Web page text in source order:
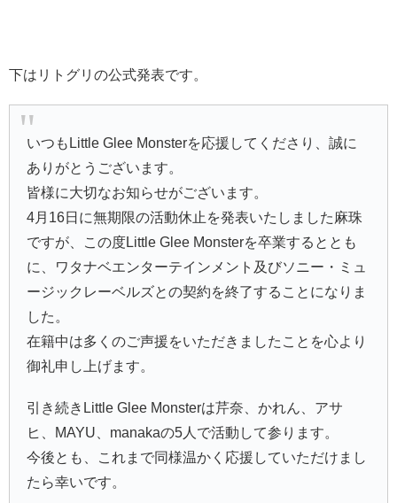
下はリトグリの公式発表です。
いつもLittle Glee Monsterを応援してくださり、誠に
ありがとうございます。
皆様に大切なお知らせがございます。
4月16日に無期限の活動休止を発表いたしました麻珠
ですが、この度Little Glee Monsterを卒業するととも
に、ワタナベエンターテインメント及びソニー・ミュ
ージックレーベルズとの契約を終了することになりま
した。
在籍中は多くのご声援をいただきましたことを心より
御礼申し上げます。
引き続きLittle Glee Monsterは芹奈、かれん、アサ
ヒ、MAYU、manakaの5人で活動して参ります。
今後とも、これまで同様温かく応援していただけまし
たら幸いです。